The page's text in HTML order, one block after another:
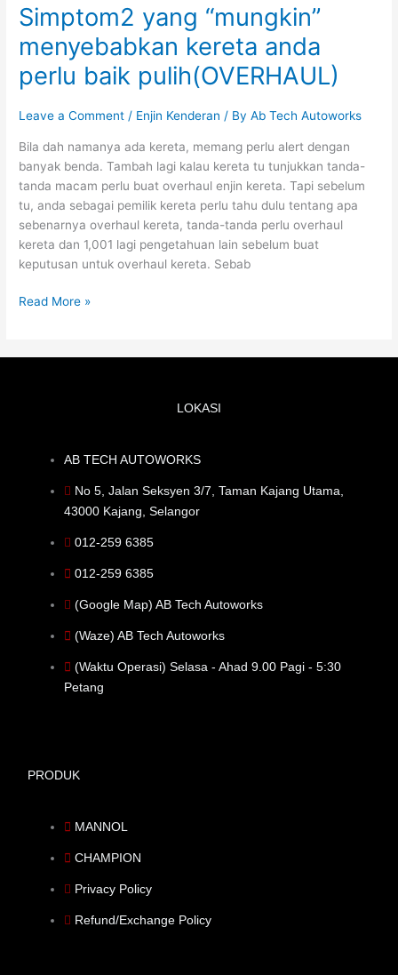
Simptom2 yang “mungkin”
menyebabkan kereta anda
perlu baik pulih(OVERHAUL)
Leave a Comment / Enjin Kenderan / ByAb Tech Autoworks
Bila dah namanya ada kereta, memang perlu alert dengan
banyak benda. Tambah lagi kalau kereta tu tunjukkan tanda-
tanda macam perlu buat overhaul enjin kereta. Tapi sebelum
tu, anda sebagai pemilik kereta perlu tahu dulu tentang apa
sebenarnya overhaul kereta, tanda-tanda perlu overhaul
kereta dan 1,001 lagi pengetahuan lain sebelum buat
keputusan untuk overhaul kereta. Sebab
menyebabkan
anda
perlu
baik
pulih(OVERHAUL)
Read More »
LOKASI
AB TECH AUTOWORKS
No 5, Jalan Seksyen 3/7, Taman Kajang Utama,
43000 Kajang, Selangor
012-259 6385
012-259 6385
(Google Map) AB Tech Autoworks
(Waze) AB Tech Autoworks
(Waktu Operasi) Selasa - Ahad 9.00 Pagi - 5:30
Petang
PRODUK
MANNOL
CHAMPION
Privacy Policy
Refund/Exchange Policy